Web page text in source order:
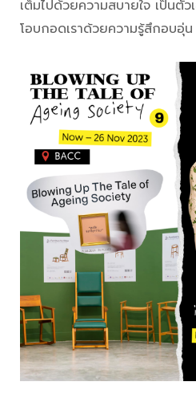
เต็มไปด้วยความสบายใจ เป็นตั
โอบกอดเราด้วยความรู้สึกอบอุ่น